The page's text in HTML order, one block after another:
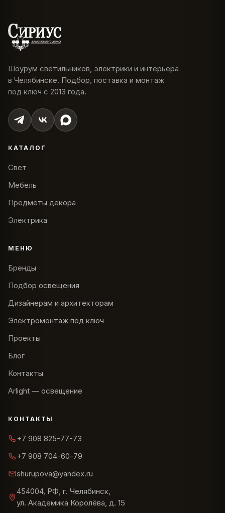
Шоурум светильников, электрики и интерьера
в Челябинске. Подбор, поставка и монтаж
под ключ с 2013 года.
КАТАЛОГ
Свет
Мебель
Предметы декора
Электрика
МЕНЮ
Бренды
Подбор освещения
Дизайнерам и архитекторам
Электромонтаж под ключ
Проекты
Блог
Контакты
Arlight — освещение
КОНТАКТЫ
+7 908 825-77-73
+7 908 704-60-79
shurupova@yandex.ru
454004, РФ, г. Челябинск,
ул. Академика Королёва, д. 15